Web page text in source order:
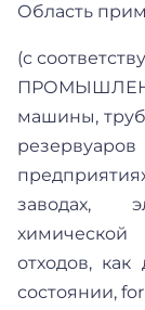
Область
(с
машины,
заводах,
отходов,
состоянии,